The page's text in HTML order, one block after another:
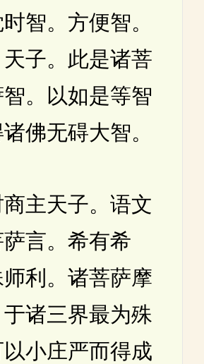
智。方便智。
子。此是诸菩
。以如是等智
佛无碍大智。
天子。语文
言。希有希
利。诸菩萨摩
诸三界最为殊
小庄严而得成